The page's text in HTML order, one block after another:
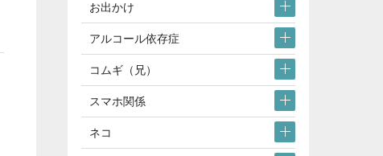
お出かけ
アルコール依存症
コムギ（兄）
スマホ関係
ネコ